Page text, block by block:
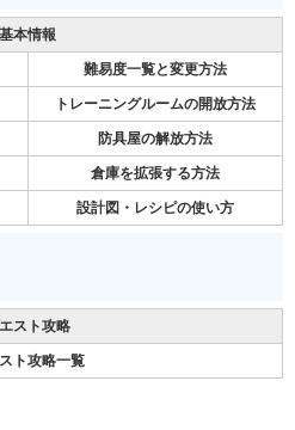
基本情報
難易度一覧と変更方法
トレーニングルームの開放方法
防具屋の解放方法
倉庫を拡張する方法
設計図・レシピの使い方
スト攻略
ト攻略一覧